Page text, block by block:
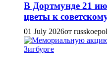
В Дортмунде 21
цветы к
01 July 2026от